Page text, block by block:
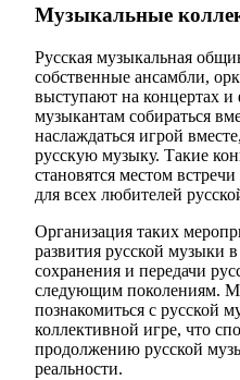
Музыкальные
Русская музыкальная
собственные ансамбли,
выступают на концертах и
музыкантам собираться
наслаждаться игрой
русскую музыку. Такие
становятся местом
для всех любителей
Организация таких
развития русской музыки
сохранения и передачи
следующим поколениям.
познакомиться с русской
коллективной игре, что
продолжению русской
реальности.